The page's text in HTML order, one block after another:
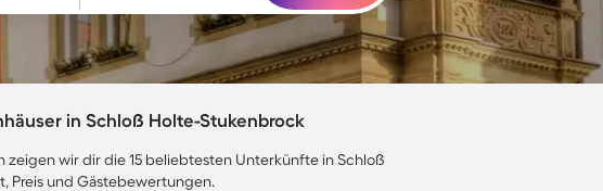
in Schloß Holte-Stukenbrock
zeigen wir dir die 15 beliebtesten Unterkünfte in Schloß
Preis und Gästebewertungen.